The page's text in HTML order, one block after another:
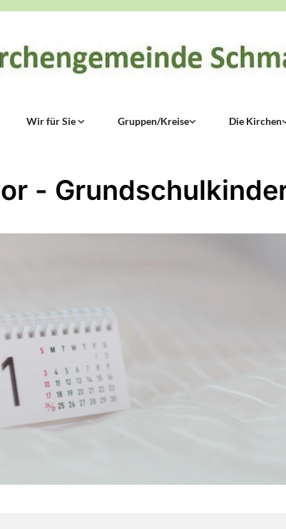
Wir für Sie Gruppen/Kreise Die Kirchen
-